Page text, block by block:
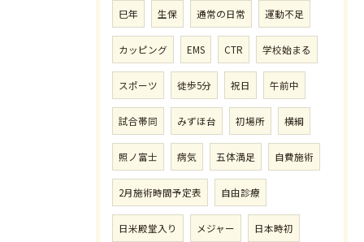
巳年 生保 通常の日常 運動不足
カッピング EMS CTR 学校始まる
スポーツ 徒歩5分 祝日 午前中
試合帯同 みずほ台 初場所 横綱
照ノ富士 病気 五体満足 自費施術
2月施術時間予定表 自由診療
日米殿堂入り メジャー 日本時初